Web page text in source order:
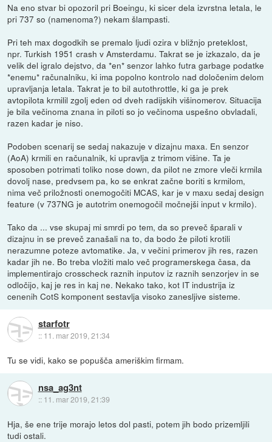
Na eno stvar bi opozoril pri Boeingu, ki sicer dela izvrstna letala, le
pri 737 so (namenoma?) nekam šlampasti.
Pri teh max dogodkih se premalo ljudi ozira v bližnjo preteklost,
npr. Turkish 1951 crash v Amsterdamu. Takrat se je izkazalo, da je
velik del igralo dejstvo, da *en* senzor lahko futra garbage podatke
*enemu* računalniku, ki ima popolno kontrolo nad določenim delom
upravljanja letala. Takrat je to bil autothrottle, ki ga je prek
avtopilota krmilil zgolj eden od dveh radijskih višinomerov. Situacija
je bila večinoma znana in piloti so jo večinoma uspešno obvladali,
razen kadar je niso.
Podoben scenarij se sedaj nakazuje v dizajnu maxa. En senzor
(AoA) krmili en računalnik, ki upravlja z trimom višine. Ta je
sposoben potrimati toliko nose down, da pilot ne zmore vleči krmila
dovolj nase, predvsem pa, ko se enkrat začne boriti s krmilom,
nima več priložnosti onemogočiti MCAS, kar je v maxu sedaj design
feature (v 737NG je autotrim onemogočil močnejši input v krmilo).
Tako da ... vse skupaj mi smrdi po tem, da so preveč šparali v
dizajnu in se preveč zanašali na to, da bodo že piloti krotili
nerazumne poteze avtomatike. Ja, v večini primerov jih res, razen
kadar jih ne. Bo treba vložiti malo več programerskega časa, da
implementirajo crosscheck raznih inputov iz raznih senzorjev in se
odločijo, kaj je res in kaj ne. Nekako tako, kot IT industrija iz
cenenih CotS komponent sestavlja visoko zanesljive sisteme.
starfotr
:: 11. mar 2019, 21:34
Tu se vidi, kako se popušča ameriškim firmam.
nsa_ag3nt
:: 11. mar 2019, 21:39
Hja, še ene trije morajo letos dol pasti, potem jih bodo prizemljili
tudi ostali.